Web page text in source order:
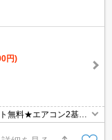
円)
無料★エアコン2基・
★静かな立地環境です